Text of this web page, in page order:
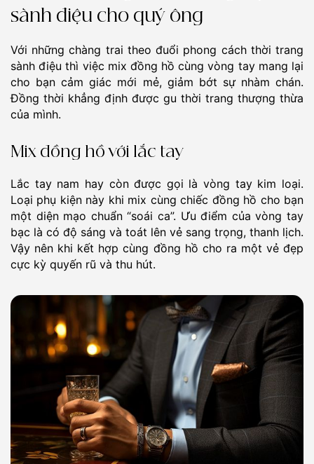
sành điệu cho quý ông
Với những chàng trai theo đuổi phong cách thời trang
sành điệu thì việc mix đồng hồ cùng vòng tay mang lại
cho bạn cảm giác mới mẻ, giảm bớt sự nhàm chán.
Đồng thời khẳng định được gu thời trang thượng thừa
của mình.
Mix đồng hồ với lắc tay
Lắc tay nam hay còn được gọi là vòng tay kim loại.
Loại phụ kiện này khi mix cùng chiếc đồng hồ cho bạn
một diện mạo chuẩn “soái ca”. Ưu điểm của vòng tay
bạc là có độ sáng và toát lên vẻ sang trọng, thanh lịch.
Vậy nên khi kết hợp cùng đồng hồ cho ra một vẻ đẹp
cực kỳ quyến rũ và thu hút.